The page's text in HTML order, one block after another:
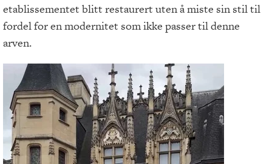
etablissementet blitt restaurert uten å miste sin stil til
fordel for en modernitet som ikke passer til denne
arven.